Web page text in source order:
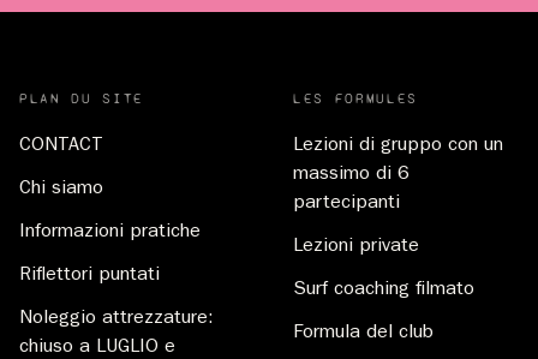
PLAN DU SITE
CONTACT
Chi siamo
Informazioni pratiche
Riflettori puntati
Noleggio attrezzature:
chiuso a LUGLIO e
LES FORMULES
Lezioni di gruppo con un
massimo di 6
partecipanti
Lezioni private
Surf coaching filmato
Formula del club